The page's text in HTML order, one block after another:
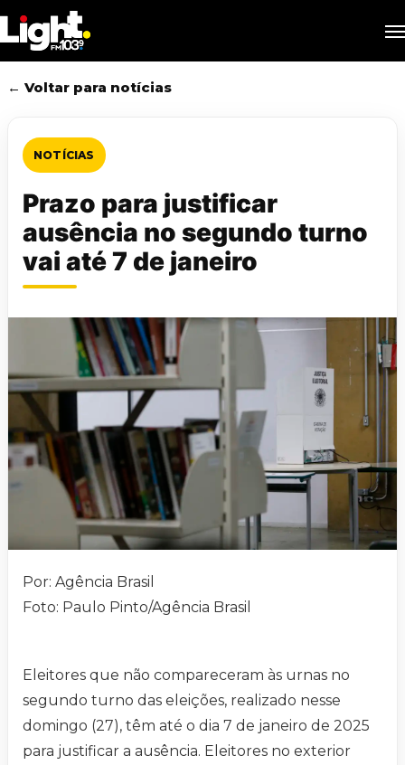
to
main
content
← Voltar para notícias
NOTÍCIAS
Prazo para justificar
ausência no segundo turno
vai até 7 de janeiro
Por: Agência Brasil
Foto: Paulo Pinto/Agência Brasil
Eleitores que não compareceram às urnas no
segundo turno das eleições, realizado nesse
domingo (27), têm até o dia 7 de janeiro de 2025
para justificar a ausência. Eleitores no exterior